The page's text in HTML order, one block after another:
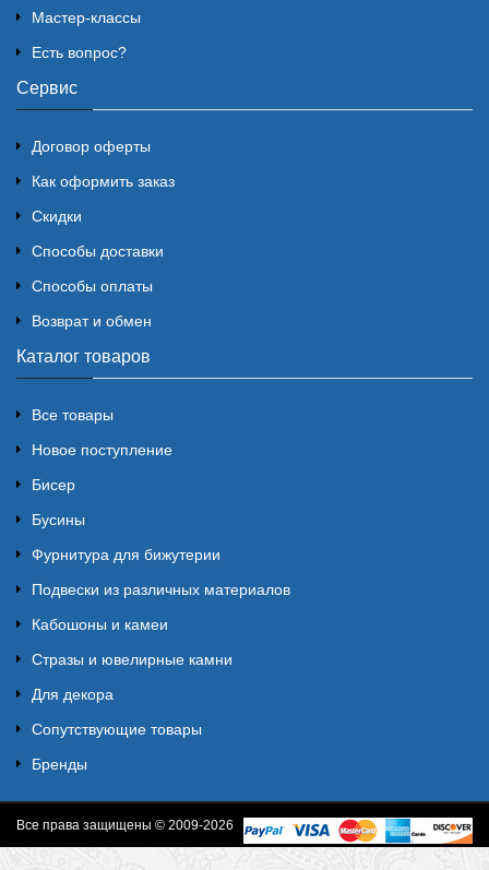
Мастер-классы
Есть вопрос?
Сервис
Договор оферты
Как оформить заказ
Скидки
Способы доставки
Способы оплаты
Возврат и обмен
Каталог товаров
Все товары
Новое поступление
Бисер
Бусины
Фурнитура для бижутерии
Подвески из различных материалов
Кабошоны и камеи
Стразы и ювелирные камни
Для декора
Сопутствующие товары
Бренды
Все права защищены © 2009-2026